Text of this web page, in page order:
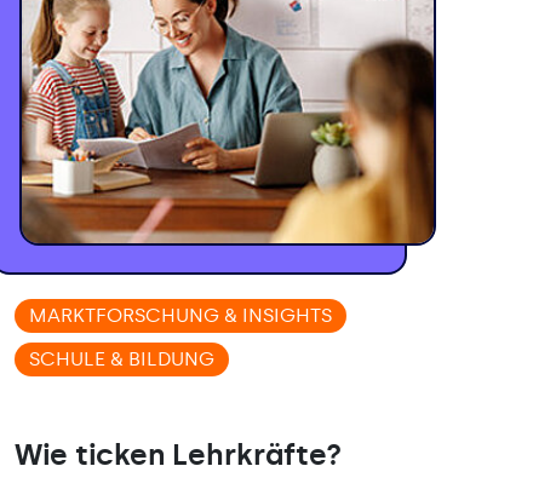
MARKTFORSCHUNG & INSIGHTS
SCHULE & BILDUNG
Wie ticken Lehrkräfte?